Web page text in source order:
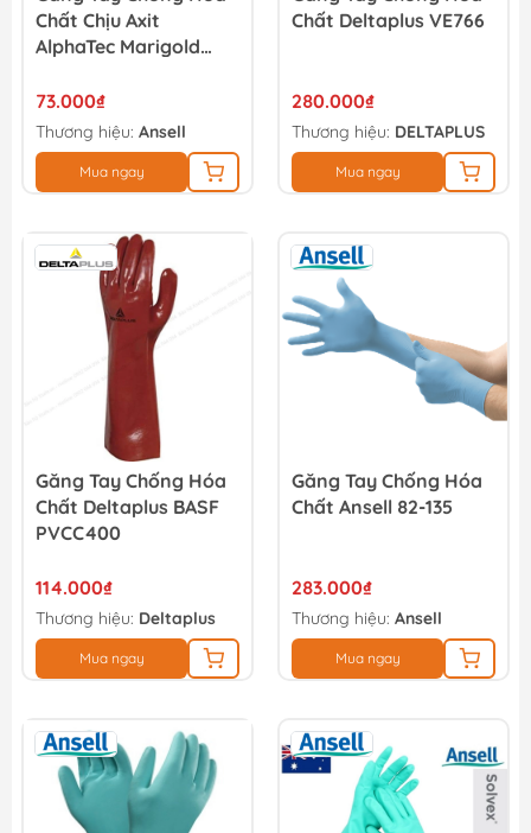
Chất Chịu Axit
AlphaTec Marigold
73.000₫
Thương hiệu: Ansell
Mua ngay
Chất Deltaplus VE766
280.000₫
Thương hiệu: DELTAPLUS
Mua ngay
Găng Tay Chống Hóa
Chất Deltaplus BASF
PVCC400
114.000₫
Thương hiệu: Deltaplus
Mua ngay
Găng Tay Chống Hóa
Chất Ansell 82-135
283.000₫
Thương hiệu: Ansell
Mua ngay